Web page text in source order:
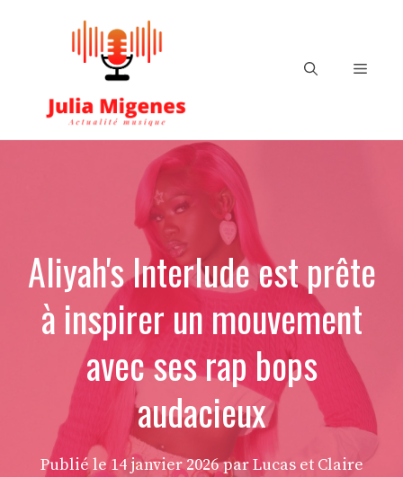
Menu
Aliyah's Interlude est prête
à inspirer un mouvement
avec ses rap bops
audacieux
Publié le14 janvier 2026 par Lucas et Claire